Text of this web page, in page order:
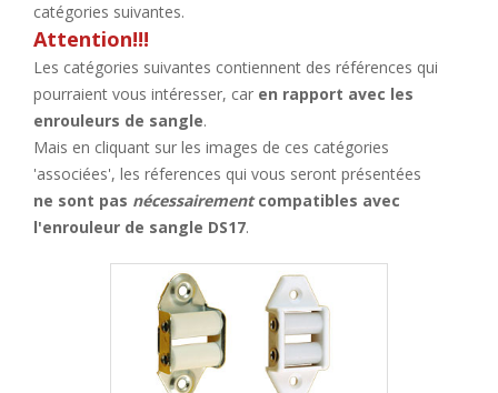
catégories suivantes.
Attention!!!
Les catégories suivantes contiennent des références qui
pourraient vous intéresser, car en rapport avec les
enrouleurs de sangle.
Mais en cliquant sur les images de ces catégories
'associées', les réferences qui vous seront présentées
ne sont pas nécessairementcompatibles avec
l'enrouleur de sangle DS17.